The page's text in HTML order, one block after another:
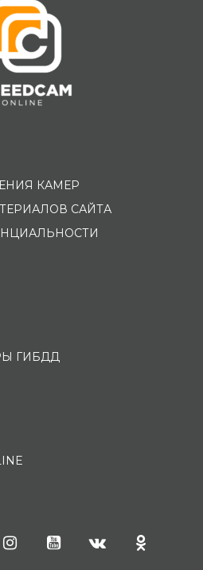
КАМЕР
САЙТА
ГИБДД